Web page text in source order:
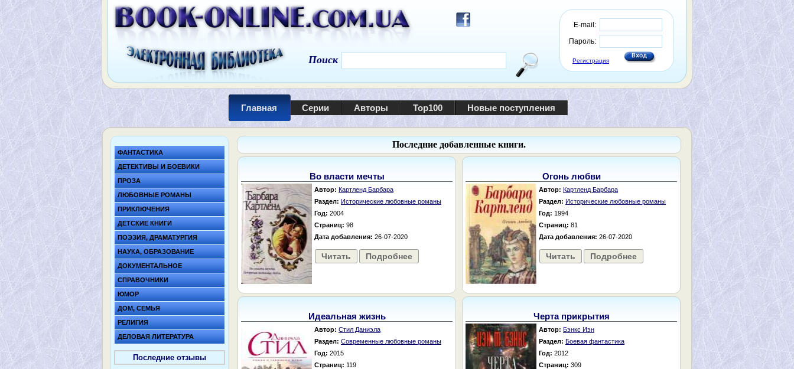
E-mail:
Пароль:
Регистрация
Поиск
Главная Серии Авторы Top100 Новые поступления
ФАНТАСТИКА
ДЕТЕКТИВЫ И БОЕВИКИ
ПРОЗА
ЛЮБОВНЫЕ РОМАНЫ
ПРИКЛЮЧЕНИЯ
ДЕТСКИЕ КНИГИ
ПОЭЗИЯ, ДРАМАТУРГИЯ
НАУКА, ОБРАЗОВАНИЕ
ДОКУМЕНТАЛЬНОЕ
СПРАВОЧНИКИ
ЮМОР
ДОМ, СЕМЬЯ
РЕЛИГИЯ
ДЕЛОВАЯ ЛИТЕРАТУРА
Последние отзывы
Последние добавленные книги.
Во власти мечты
Автор: Картленд Барбара
Раздел: Исторические любовные романы
Год: 2004
Страниц: 98
Дата добавления: 26-07-2020
Читать Подробнее
Огонь любви
Автор: Картленд Барбара
Раздел: Исторические любовные романы
Год: 1994
Страниц: 81
Дата добавления: 26-07-2020
Читать Подробнее
Идеальная жизнь
Автор: Стил Даниэла
Раздел: Современные любовные романы
Год: 2015
Страниц: 119
Черта прикрытия
Автор: Бэнкс Иэн
Раздел: Боевая фантастика
Год: 2012
Страниц: 309